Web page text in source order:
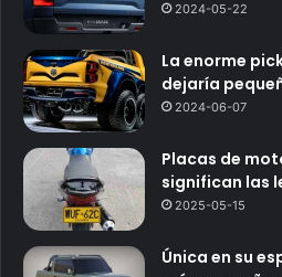
2024-05-22
La enorme
dejaría
2024-06-07
Placas de
significan las
2025-05-15
Única en su